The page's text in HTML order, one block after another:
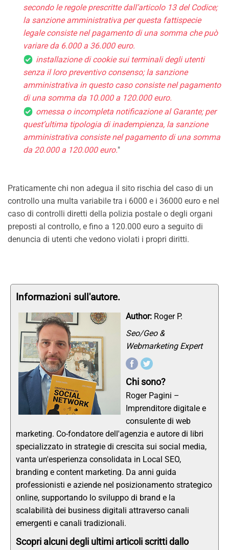
secondo le regole prescritte dall’articolo 13 del Codice;
la sanzione amministrativa per questa fattispecie
legale consiste nel pagamento di una somma che può
variare da 6.000 a 36.000 euro.
installazione di cookie sui terminali degli utenti
senza il loro preventivo consenso; la sanzione
amministrativa in questo caso consiste nel pagamento
di una somma da 10.000 a 120.000 euro.
omessa o incompleta notificazione al Garante; per
quest’ultima tipologia di inadempienza, la sanzione
amministrativa consiste nel pagamento di una somma
da 20.000 a 120.000 euro."
Praticamente chi non adegua il sito rischia del caso di un
controllo una multa variabile tra i 6000 e i 36000 euro e nel
caso di controlli diretti della polizia postale o degli organi
preposti al controllo, e fino a 120.000 euro a seguito di
denuncia di utenti che vedono violati i propri diritti.
Informazioni sull'autore.
Author: Roger P.
Seo/Geo &
Webmarketing Expert
Chi sono?
Roger Pagini –
Imprenditore digitale e
consulente di web
marketing. Co-fondatore dell'agenzia e autore di libri
specializzato in strategie di crescita sui social media,
vanta un'esperienza consolidata in Local SEO,
branding e content marketing. Da anni guida
professionisti e aziende nel posizionamento strategico
online, supportando lo sviluppo di brand e la
scalabilità dei business digitali attraverso canali
emergenti e canali tradizionali.
Scopri alcuni degli ultimi articoli scritti dallo